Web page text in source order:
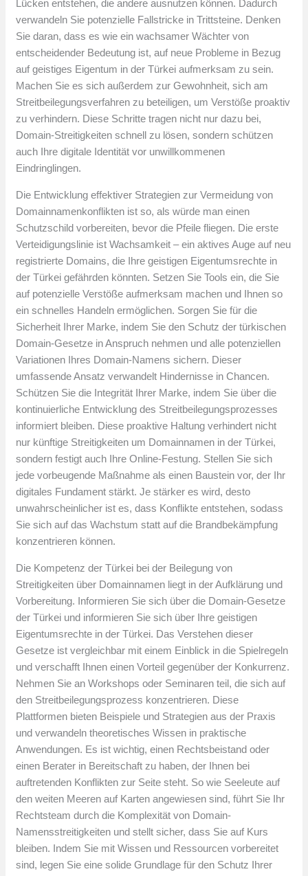
Lücken entstehen, die andere ausnutzen können. Dadurch
verwandeln Sie potenzielle Fallstricke in Trittsteine. Denken
Sie daran, dass es wie ein wachsamer Wächter von
entscheidender Bedeutung ist, auf neue Probleme in Bezug
auf geistiges Eigentum in der Türkei aufmerksam zu sein.
Machen Sie es sich außerdem zur Gewohnheit, sich am
Streitbeilegungsverfahren zu beteiligen, um Verstöße proaktiv
zu verhindern. Diese Schritte tragen nicht nur dazu bei,
Domain-Streitigkeiten schnell zu lösen, sondern schützen
auch Ihre digitale Identität vor unwillkommenen
Eindringlingen.
Die Entwicklung effektiver Strategien zur Vermeidung von
Domainnamenkonflikten ist so, als würde man einen
Schutzschild vorbereiten, bevor die Pfeile fliegen. Die erste
Verteidigungslinie ist Wachsamkeit – ein aktives Auge auf neu
registrierte Domains, die Ihre geistigen Eigentumsrechte in
der Türkei gefährden könnten. Setzen Sie Tools ein, die Sie
auf potenzielle Verstöße aufmerksam machen und Ihnen so
ein schnelles Handeln ermöglichen. Sorgen Sie für die
Sicherheit Ihrer Marke, indem Sie den Schutz der türkischen
Domain-Gesetze in Anspruch nehmen und alle potenziellen
Variationen Ihres Domain-Namens sichern. Dieser
umfassende Ansatz verwandelt Hindernisse in Chancen.
Schützen Sie die Integrität Ihrer Marke, indem Sie über die
kontinuierliche Entwicklung des Streitbeilegungsprozesses
informiert bleiben. Diese proaktive Haltung verhindert nicht
nur künftige Streitigkeiten um Domainnamen in der Türkei,
sondern festigt auch Ihre Online-Festung. Stellen Sie sich
jede vorbeugende Maßnahme als einen Baustein vor, der Ihr
digitales Fundament stärkt. Je stärker es wird, desto
unwahrscheinlicher ist es, dass Konflikte entstehen, sodass
Sie sich auf das Wachstum statt auf die Brandbekämpfung
konzentrieren können.
Die Kompetenz der Türkei bei der Beilegung von
Streitigkeiten über Domainnamen liegt in der Aufklärung und
Vorbereitung. Informieren Sie sich über die Domain-Gesetze
der Türkei und informieren Sie sich über Ihre geistigen
Eigentumsrechte in der Türkei. Das Verstehen dieser
Gesetze ist vergleichbar mit einem Einblick in die Spielregeln
und verschafft Ihnen einen Vorteil gegenüber der Konkurrenz.
Nehmen Sie an Workshops oder Seminaren teil, die sich auf
den Streitbeilegungsprozess konzentrieren. Diese
Plattformen bieten Beispiele und Strategien aus der Praxis
und verwandeln theoretisches Wissen in praktische
Anwendungen. Es ist wichtig, einen Rechtsbeistand oder
einen Berater in Bereitschaft zu haben, der Ihnen bei
auftretenden Konflikten zur Seite steht. So wie Seeleute auf
den weiten Meeren auf Karten angewiesen sind, führt Sie Ihr
Rechtsteam durch die Komplexität von Domain-
Namensstreitigkeiten und stellt sicher, dass Sie auf Kurs
bleiben. Indem Sie mit Wissen und Ressourcen vorbereitet
sind, legen Sie eine solide Grundlage für den Schutz Ihrer